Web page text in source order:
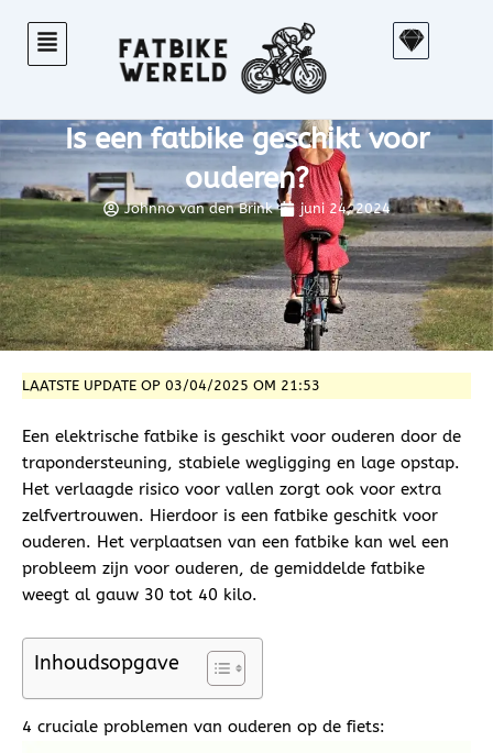
S
k
t
c
h
Is een fatbike geschikt voor
ouderen?
Johnno van den Brink juni 24, 2024
LAATSTE UPDATE OP 03/04/2025 OM 21:53
Een elektrische fatbike is geschikt voor ouderen door de
trapondersteuning, stabiele wegligging en lage opstap.
Het verlaagde risico voor vallen zorgt ook voor extra
zelfvertrouwen. Hierdoor is een fatbike geschitk voor
ouderen. Het verplaatsen van een fatbike kan wel een
probleem zijn voor ouderen, de gemiddelde fatbike
weegt al gauw 30 tot 40 kilo.
Inhoudsopgave
4 cruciale problemen van ouderen op de fiets: